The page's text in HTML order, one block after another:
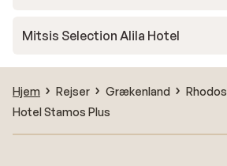
Mitsis Selection Alila Hotel
Hjem Rejser Grækenland Rhodos
Hotel Stamos Plus